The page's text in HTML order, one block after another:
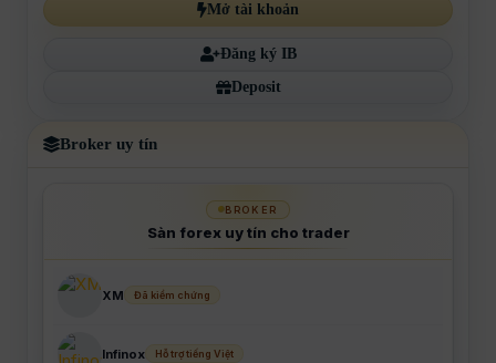
Mở tài khoản
Đăng ký IB
Deposit
Broker uy tín
BROKER
Sàn forex uy tín cho trader
XM Đã kiểm chứng
Infinox Hỗ trợ tiếng Việt